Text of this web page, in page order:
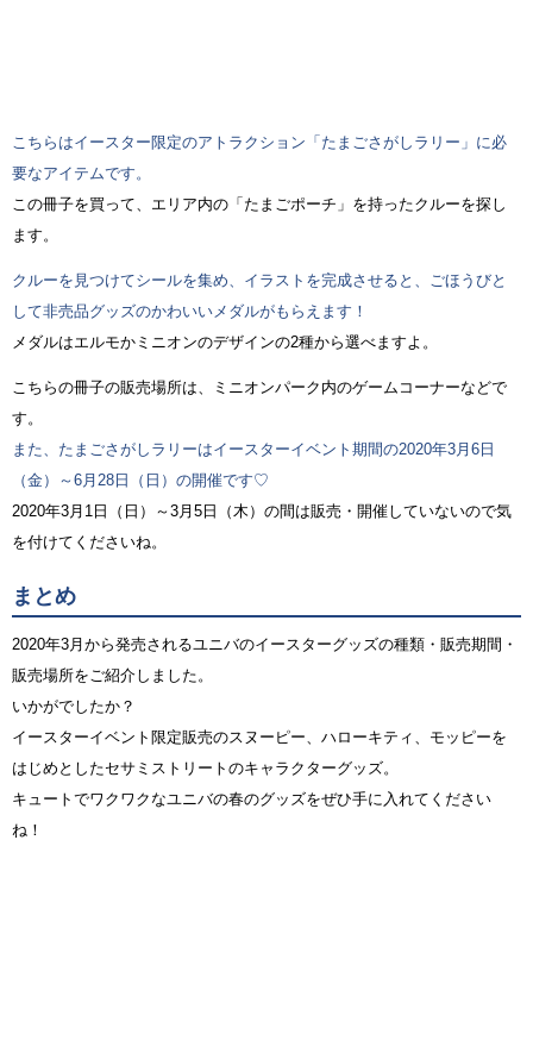
こちらはイースター限定のアトラクション「たまごさがしラリー」に必
要なアイテムです。
この冊子を買って、エリア内の「たまごポーチ」を持ったクルーを探し
ます。
クルーを見つけてシールを集め、イラストを完成させると、ごほうびと
して非売品グッズのかわいいメダルがもらえます！
メダルはエルモかミニオンのデザインの2種から選べますよ。
こちらの冊子の販売場所は、ミニオンパーク内のゲームコーナーなどで
す。
また、たまごさがしラリーはイースターイベント期間の2020年3月6日
（金）～6月28日（日）の開催です♡
2020年3月1日（日）～3月5日（木）の間は販売・開催していないので気
を付けてくださいね。
まとめ
2020年3月から発売されるユニバのイースターグッズの種類・販売期間・
販売場所をご紹介しました。
いかがでしたか？
イースターイベント限定販売のスヌーピー、ハローキティ、モッピーを
はじめとしたセサミストリートのキャラクターグッズ。
キュートでワクワクなユニバの春のグッズをぜひ手に入れてください
ね！